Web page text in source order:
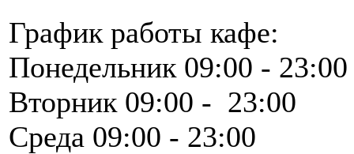
График работы кафе:
Понедельник 09:00 - 23:00
Вторник 09:00 - 23:00
Среда 09:00 - 23:00